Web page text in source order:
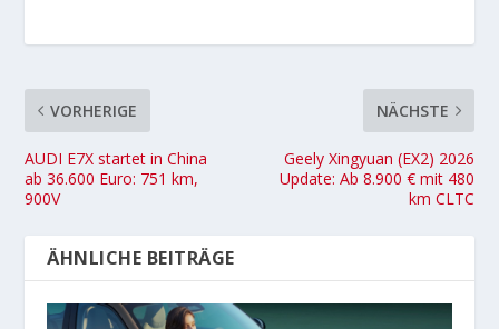
VORHERIGE
AUDI E7X startet in China
ab 36.600 Euro: 751 km,
900V
NÄCHSTE
Geely Xingyuan (EX2) 2026
Update: Ab 8.900 € mit 480
km CLTC
ÄHNLICHE BEITRÄGE